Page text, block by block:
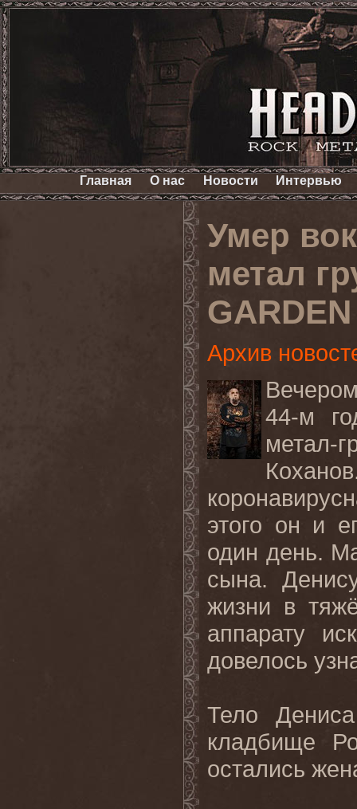
Главная О нас Новости Интервью
Умер
метал
GARDEN
Архив
44-м
метал-
этого он и
один день.
сына.
жизни в
аппарату
довелось
Тело
кладбище
остались